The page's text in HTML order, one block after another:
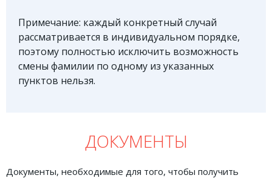
Примечание: каждый конкретный случай
рассматривается в индивидуальном порядке,
поэтому полностью исключить возможность
смены фамилии по одному из указанных
пунктов нельзя.
ДОКУМЕНТЫ
Документы, необходимые для того, чтобы получить